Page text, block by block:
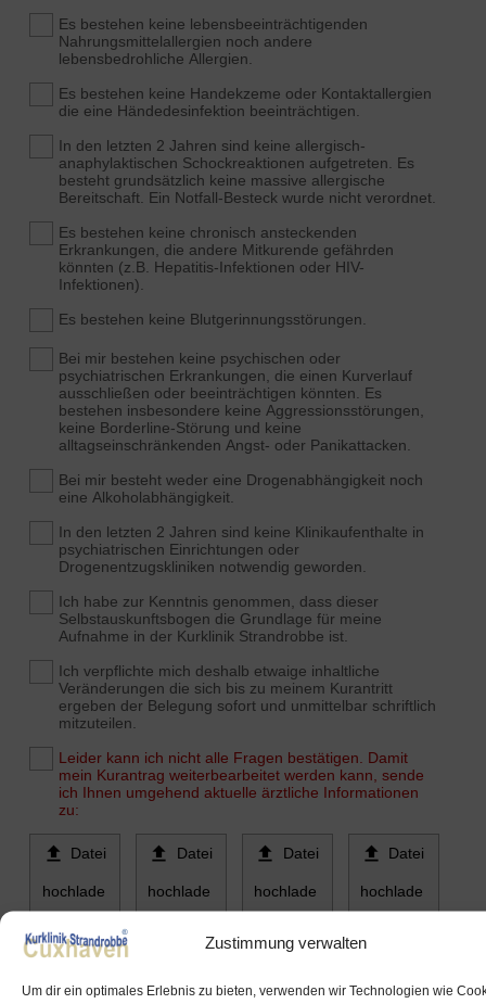
Zustimmung verwalten
Um dir ein optimales Erlebnis zu bieten, verwenden wir Technologien wie
Es bestehen keine lebensbeeinträchtigenden
Nahrungsmittelallergien noch andere
lebensbedrohliche Allergien.
Es bestehen keine Handekzeme oder Kontaktallergien
die eine Händedesinfektion beeinträchtigen.
In den letzten 2 Jahren sind keine allergisch-
anaphylaktischen Schockreaktionen aufgetreten. Es
besteht grundsätzlich keine massive allergische
Bereitschaft. Ein Notfall-Besteck wurde nicht verordnet.
Es bestehen keine chronisch ansteckenden
Erkrankungen, die andere Mitkurende gefährden
könnten (z.B. Hepatitis-Infektionen oder HIV-
Infektionen).
Es bestehen keine Blutgerinnungsstörungen.
Bei mir bestehen keine psychischen oder
psychiatrischen Erkrankungen, die einen Kurverlauf
ausschließen oder beeinträchtigen könnten. Es
bestehen insbesondere keine Aggressionsstörungen,
keine Borderline-Störung und keine
alltagseinschränkenden Angst- oder Panikattacken.
Bei mir besteht weder eine Drogenabhängigkeit noch
eine Alkoholabhängigkeit.
In den letzten 2 Jahren sind keine Klinikaufenthalte in
psychiatrischen Einrichtungen oder
Drogenentzugskliniken notwendig geworden.
Ich habe zur Kenntnis genommen, dass dieser
Selbstauskunftsbogen die Grundlage für meine
Aufnahme in der Kurklinik Strandrobbe ist.
Ich verpflichte mich deshalb etwaige inhaltliche
Veränderungen die sich bis zu meinem Kurantritt
ergeben der Belegung sofort und unmittelbar schriftlich
mitzuteilen.
Leider kann ich nicht alle Fragen bestätigen. Damit
mein Kurantrag weiterbearbeitet werden kann, sende
ich Ihnen umgehend aktuelle ärztliche Informationen
zu:
 Datei
hochlade
n
 Datei
hochlade
 Datei
hochlade
 Datei
hochlade
Or Datum